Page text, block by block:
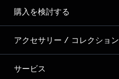
Story of Progress
Audi Sport
Formula 1®
デジタルサービス
ディーラー検索
新車在庫検索
試乗車・展示車検索
見積り依頼
購入を検討する
モデル一覧
特別仕様モデル / 限定モデル
アクセサリー / コレクション
純正アクセサリー
サービス